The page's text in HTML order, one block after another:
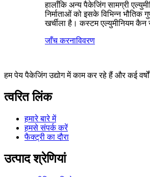
हालाँकि अन्य पैकेजिंग सामग्री
निर्माताओं को इसके विभिन्न
खर्चीला है। कस्टम एल्युमीनियम
जाँच करनाविवरण
हम पेय पैकेजिंग उद्योग में काम कर रहे हैं और कई
त्वरित लिंक
हमारे बारे में
हमसे संपर्क करें
फैक्ट्री का दौरा
उत्पाद श्रेणियां